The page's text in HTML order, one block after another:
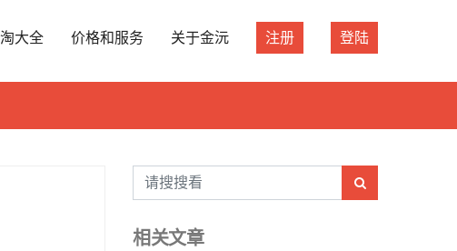
大全 价格和服务 关于金沅 注册 登陆
相关文章